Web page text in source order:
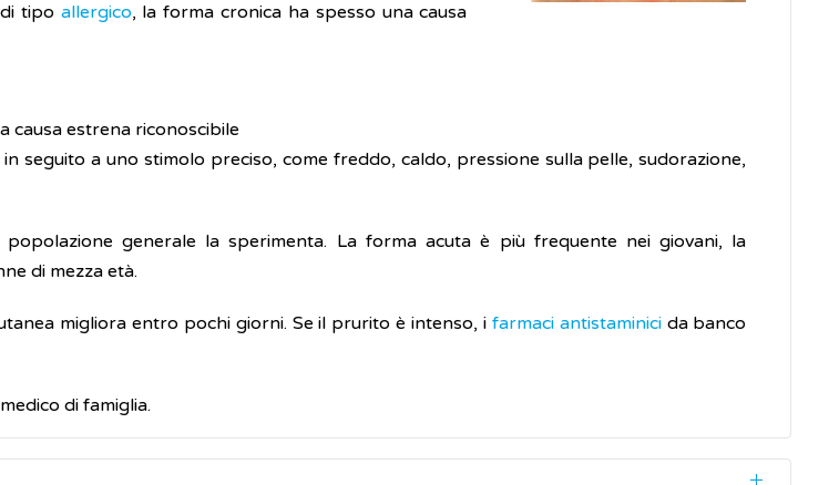
tipo allergico, la forma cronica ha spesso una causa
causa estrena riconoscibile
seguito a uno stimolo preciso, come freddo, caldo, pressione sulla pelle, sudorazione,
generale la sperimenta. La forma acuta è più frequente nei giovani, la
di mezza età.
migliora entro pochi giorni. Se il prurito è intenso, i farmaci antistaminicida banco
di famiglia.